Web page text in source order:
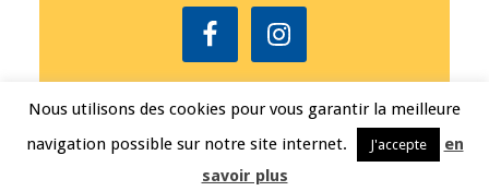
Mairie de Bouxwiller • Conception
Mentions légales
Nous utilisons des cookies pour vous garantir la meilleure
navigation possible sur notre site internet.
J'accepte
en
savoir plus